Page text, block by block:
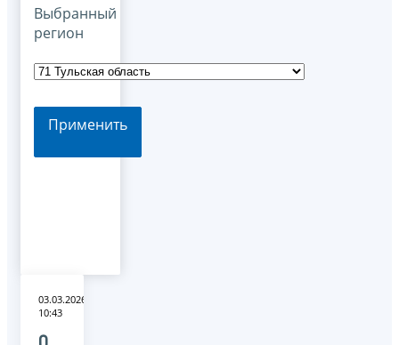
Выбранный
регион
Применить
03.03.2026
10:43